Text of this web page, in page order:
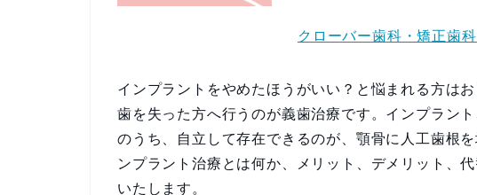
クローバー歯科・矯正歯
インプラントをやめたほうがいい？と悩まれる方は
歯を失った方へ行うのが義歯治療です。インプラン
のうち、自立して存在できるのが、顎骨に人工歯根
ンプラント治療とは何か、メリット、デメリット、
いたします。